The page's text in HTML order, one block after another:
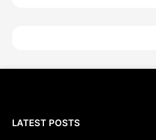
LATEST POSTS